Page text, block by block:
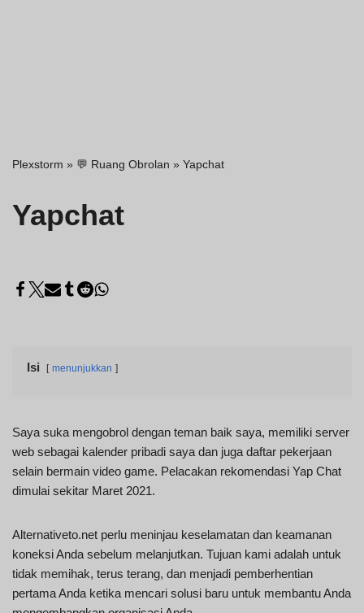
Plexstorm » 💬 Ruang Obrolan » Yapchat
Yapchat
Isi menunjukkan
Saya suka mengobrol dengan teman baik saya, memiliki server
web sebagai kalender pribadi saya dan juga daftar pekerjaan
selain bermain video game. Pelacakan rekomendasi Yap Chat
dimulai sekitar Maret 2021.
Alternativeto.net perlu meninjau keselamatan dan keamanan
koneksi Anda sebelum melanjutkan. Tujuan kami adalah untuk
tidak memihak, terus terang, dan menjadi pemberhentian
pertama Anda ketika mencari solusi baru untuk membantu Anda